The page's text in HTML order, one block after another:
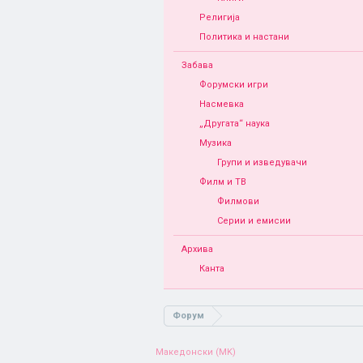
Религија
Политика и настани
Забава
Форумски игри
Насмевка
„Другата“ наука
Музика
Групи и изведувачи
Филм и ТВ
Филмови
Серии и емисии
Архива
Канта
Форум
Македонски (MK)